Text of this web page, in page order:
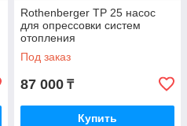
Rothenberger TP 25 насос
для опрессовки систем
отопления
Под заказ
87 000 ₸
Купить